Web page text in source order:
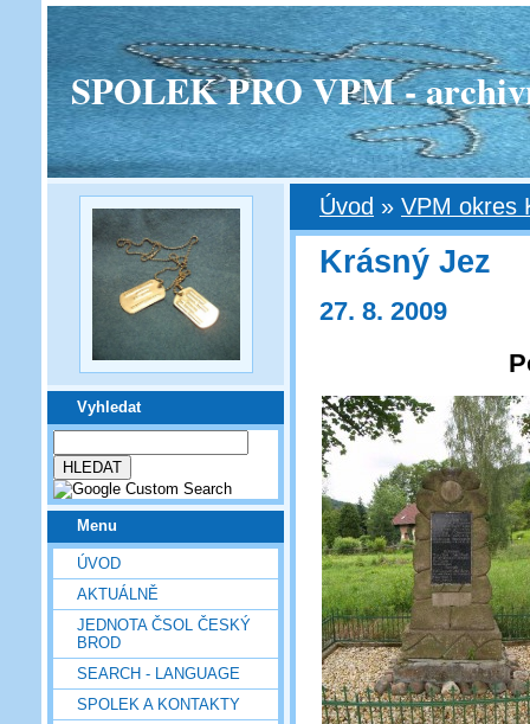
SPOLEK PRO VPM -
Vyhledat
Menu
ÚVOD
AKTUÁLNĚ
JEDNOTA ČSOL ČESKÝ
BROD
SEARCH - LANGUAGE
SPOLEK A KONTAKTY
Úvod » VPM okres
Krásný Jez
27. 8. 2009